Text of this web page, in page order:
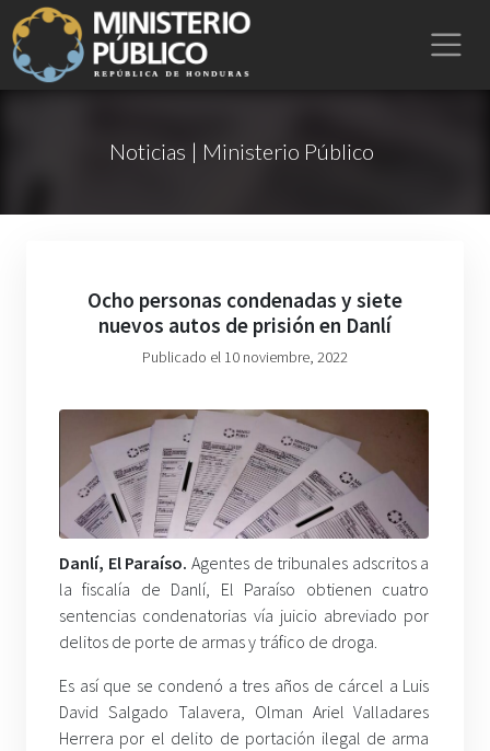
Noticias | Ministerio Público
Ocho personas condenadas y siete
nuevos autos de prisión en Danlí
Publicado el 10 noviembre, 2022
Danlí, El Paraíso. Agentes de tribunales adscritos a
la fiscalía de Danlí, El Paraíso obtienen cuatro
sentencias condenatorias vía juicio abreviado por
delitos de porte de armas y tráfico de droga.
Es así que se condenó a tres años de cárcel a Luis
David Salgado Talavera, Olman Ariel Valladares
Herrera por el delito de portación ilegal de arma